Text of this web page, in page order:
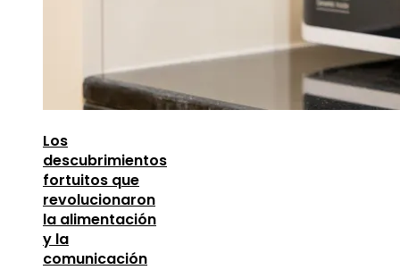
Los
descubrimientos
fortuitos que
revolucionaron
la alimentación
y la
comunicación